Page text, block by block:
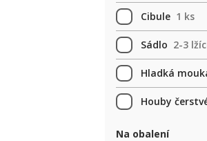
Cibule 1 ks
Sádlo 2-3
Hladká
Houby
Na obalení